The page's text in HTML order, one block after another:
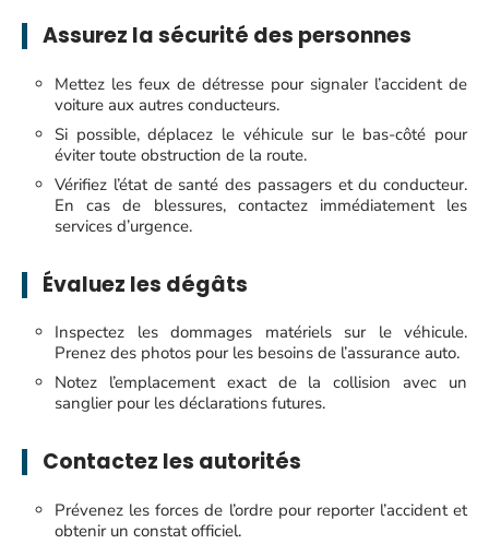
Assurez la sécurité des personnes
Mettez les feux de détresse pour signaler l’accident de
voiture aux autres conducteurs.
Si possible, déplacez le véhicule sur le bas-côté pour
éviter toute obstruction de la route.
Vérifiez l’état de santé des passagers et du conducteur.
En cas de blessures, contactez immédiatement les
services d’urgence.
Évaluez les dégâts
Inspectez les dommages matériels sur le véhicule.
Prenez des photos pour les besoins de l’assurance auto.
Notez l’emplacement exact de la collision avec un
sanglier pour les déclarations futures.
Contactez les autorités
Prévenez les forces de l’ordre pour reporter l’accident et
obtenir un constat officiel.